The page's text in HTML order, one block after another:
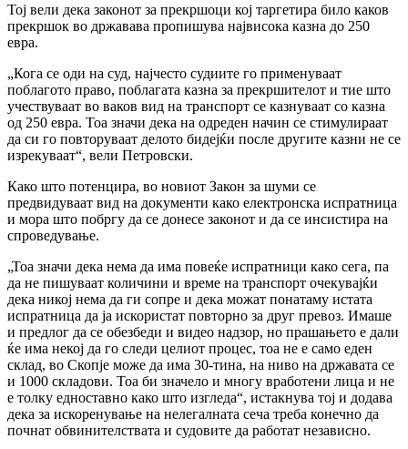
Тој вели дека законот за прекршоци кој таргетира било каков
прекршок во државава пропишува највисока казна до 250
евра.
„Кога се оди на суд, најчесто судиите го применуваат
поблагото право, поблагата казна за прекршителот и тие што
учествуваат во ваков вид на транспорт се казнуваат со казна
од 250 евра. Тоа значи дека на одреден начин се стимулираат
да си го повторуваат делото бидејќи после другите казни не се
изрекуваат“, вели Петровски.
Како што потенцира, во новиот Закон за шуми се
предвидуваат вид на документи како електронска испратница
и мора што побргу да се донесе законот и да се инсистира на
спроведување.
„Тоа значи дека нема да има повеќе испратници како сега, па
да не пишуваат количини и време на транспорт очекувајќи
дека никој нема да ги сопре и дека можат понатаму истата
испратница да ја искористат повторно за друг превоз. Имаше
и предлог да се обезбеди и видео надзор, но прашањето е дали
ќе има некој да го следи целиот процес, тоа не е само еден
склад, во Скопје може да има 30-тина, на ниво на државата се
и 1000 складови. Тоа би значело и многу вработени лица и не
е толку едноставно како што изгледа“, истакнува тој и додава
дека за искоренување на нелегалната сеча треба конечно да
почнат обвинителствата и судовите да работат независно.